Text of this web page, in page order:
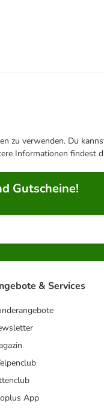
verwenden. Du
Informationen findest
Gutscheine!
& Services
App